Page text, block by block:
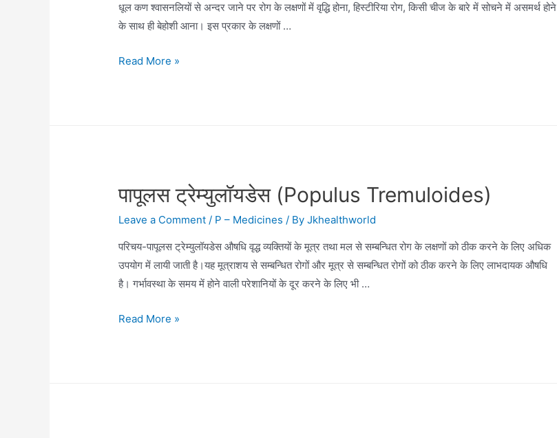
धूल कण श्वासनलियों से अन्दर जाने पर रोग के लक्षणों में वृद्धि होना, हिस्टीरिया रोग, किसी चीज के बारे में सोचने में असमर्थ होने
के साथ ही बेहोशी आना। इस प्रकार के लक्षणों …
पोथस
Read More »
पापूलस ट्रेम्युलॉयडेस (Populus Tremuloides)
Leave a Comment / P – Medicines / ByJkhealthworld
परिचय-पापूलस ट्रेम्युलॉयडेस औषधि वृद्ध व्यक्तियों के मूत्र तथा मल से सम्बन्धित रोग के लक्षणों को ठीक करने के लिए अधिक
उपयोग में लायी जाती है।यह मूत्राशय से सम्बन्धित रोगों और मूत्र से सम्बन्धित रोगों को ठीक करने के लिए लाभदायक औषधि
है। गर्भावस्था के समय में होने वाली परेशानियों के दूर करने के लिए भी …
पापूलस
Read More »